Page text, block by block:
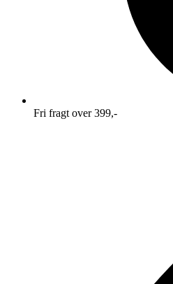
Fri fragt over 399,-